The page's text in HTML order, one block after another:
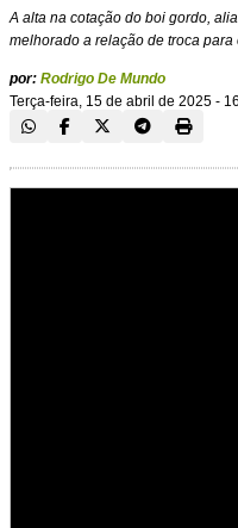
A alta na cotação do boi gordo,
melhorado a relação de troca
por: Rodrigo De Mundo
Terça-feira, 15 de abril de 2025 -